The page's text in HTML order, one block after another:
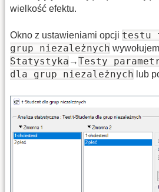
wielkość efektu.
Okno z ustawieniami opcji testu
grup niezależnych
Statystyka →Testy
dla grup niezależnych lub